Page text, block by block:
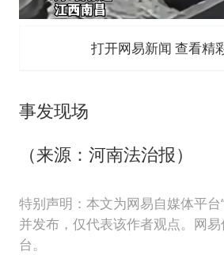
打开网易新闻 查看精
事发现场
（来源：河南法治报）
特别声明：本文为网易自媒体平台
并发布，仅代表该作者观点。网
台。